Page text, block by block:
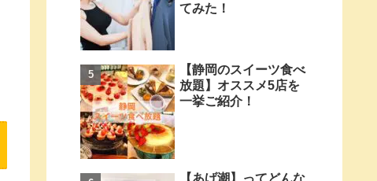
てみた！
【静岡のスイーツ食べ
放題】オススメ5店を
一挙ご紹介！
【あげ潮】ってどんな